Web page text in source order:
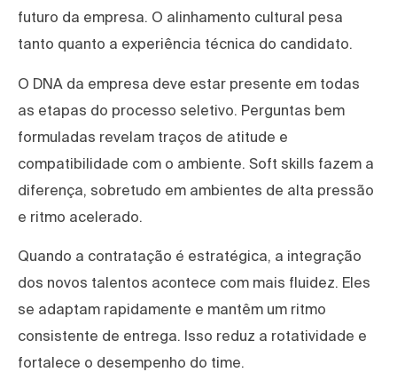
futuro da empresa. O alinhamento cultural pesa
tanto quanto a experiência técnica do candidato.
O DNA da empresa deve estar presente em todas
as etapas do processo seletivo. Perguntas bem
formuladas revelam traços de atitude e
compatibilidade com o ambiente. Soft skills fazem a
diferença, sobretudo em ambientes de alta pressão
e ritmo acelerado.
Quando a contratação é estratégica, a integração
dos novos talentos acontece com mais fluidez. Eles
se adaptam rapidamente e mantêm um ritmo
consistente de entrega. Isso reduz a rotatividade e
fortalece o desempenho do time.